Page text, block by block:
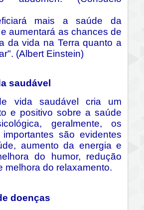
mais a saúde da
aumentará as chances de
da vida na Terra quanto a
(Albert Einstein)
saudável
vida saudável cria um
e positivo sobre a saúde
geralmente, os
são evidentes
aumento da energia e
do humor, redução
melhora do relaxamento.
doenças